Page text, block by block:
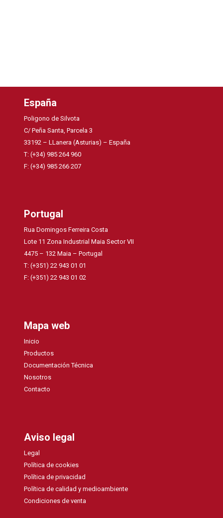
España
Poligono de Silvota
C/ Peña Santa, Parcela 3
33192 – LLanera (Asturias) – España
T: (+34) 985 264 960
F: (+34) 985 266 207
Portugal
Rua Domingos Ferreira Costa
Lote 11 Zona Industrial Maia Sector VII
4475 – 132 Maia – Portugal
T: (+351) 22 943 01 01
F: (+351) 22 943 01 02
Mapa web
Inicio
Productos
Documentación Técnica
Nosotros
Contacto
Aviso legal
Legal
Política de cookies
Política de privacidad
Política de calidad y medioambiente
Condiciones de venta